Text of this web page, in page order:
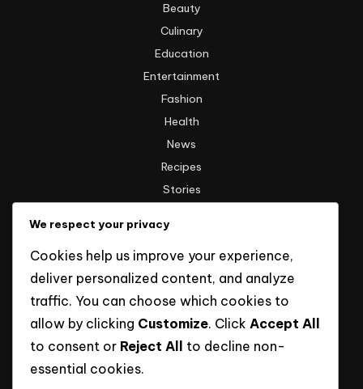
Beauty
Culinary
Education
Entertainment
Fashion
Health
News
Recipes
Stories
Travel
Uncategorized
Hak Cipta
Kebijakan Privasi
We respect your privacy
Cookies help us improve your experience,
deliver personalized content, and analyze
traffic. You can choose which cookies to
allow by clicking Customize. Click Accept All
to consent or Reject All
to decline non-
essential cookies.